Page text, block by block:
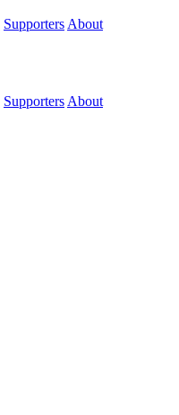
Supporters About
Supporters About